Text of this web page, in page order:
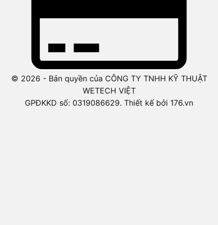
© 2026 - Bản quyền của CÔNG TY TNHH KỸ THUẬT
WETECH VIỆT
GPĐKKD số: 0319086629. Thiết kế bởi 176.vn